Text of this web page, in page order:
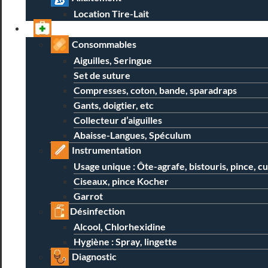
Location Tire-Lait
Consommables
Aiguilles, Seringue
Set de suture
Compresses, coton, bande, sparadraps
Gants, doigtier, etc
Collecteur d’aiguilles
Abaisse-Langues, Spéculum
Instrumentation
Usage unique : Ôte-agrafe, bistouris, pince,
Ciseaux, pince Kocher
Garrot
Désinfection
Alcool, Chlorhexidine
Hygiène : Spray, lingette
Diagnostic